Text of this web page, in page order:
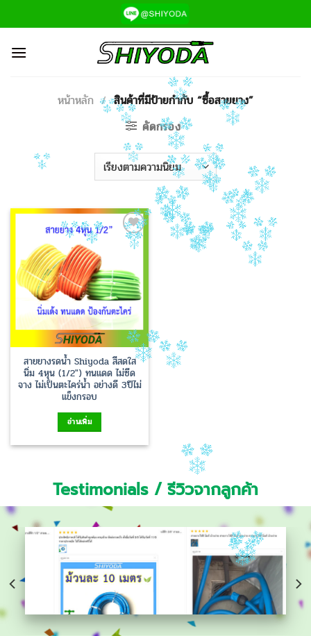
ไป
เนื้อหา
หน้าหลัก /สินค้าที่มีป้ายกำกับ “ซื้อสายยาง”
คัดกรอง
Add to
Wishlist
สายยางรดน้ำ Shiyoda สีสดใส
นิ่ม 4หุน (1/2″) ทนแดด ไม่ซีด
จาง ไม่เป็นตะไคร่น้ำ อย่างดี 3ปีไม่
แข็งกรอบ
อ่านเพิ่ม
Testimonials / รีวิวจากลูกค้า